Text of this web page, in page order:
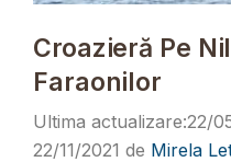
Croazieră Pe
Faraonilor
22/
22/11/2021 de Mirela